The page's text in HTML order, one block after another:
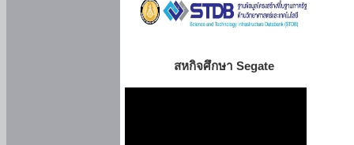
สหกิจศึกษา Segate